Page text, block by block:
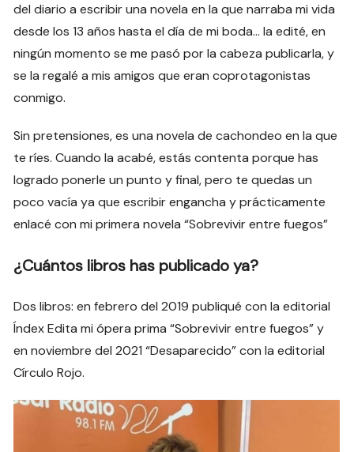
del diario a escribir una novela en la que narraba mi vida
desde los 13 años hasta el día de mi boda… la edité, en
ningún momento se me pasó por la cabeza publicarla, y
se la regalé a mis amigos que eran coprotagonistas
conmigo.
Sin pretensiones, es una novela de cachondeo en la que
te ríes. Cuando la acabé, estás contenta porque has
logrado ponerle un punto y final, pero te quedas un
poco vacía ya que escribir engancha y prácticamente
enlacé con mi primera novela “Sobrevivir entre fuegos”
¿Cuántos libros has publicado ya?
Dos libros: en febrero del 2019 publiqué con la editorial
Índex Edita mi ópera prima “Sobrevivir entre fuegos” y
en noviembre del 2021 “Desaparecido” con la editorial
Círculo Rojo.